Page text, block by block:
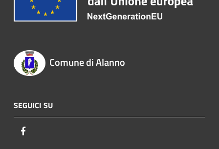
Comune di Alanno
SEGUICI SU